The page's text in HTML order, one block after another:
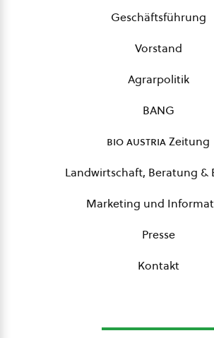
Geschäftsführung
Vorstand
Agrarpolitik
BANG
bio austriaZeitung
Landwirtschaft, Beratung &
Marketing und
Presse
Kontakt